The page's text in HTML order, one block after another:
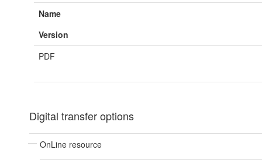
Name
Version
PDF
Digital transfer options
OnLine resource